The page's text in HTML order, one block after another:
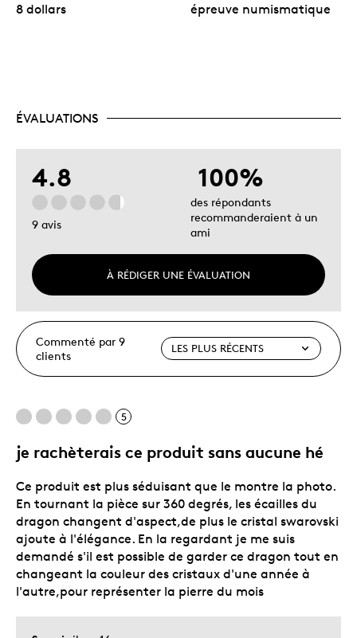
8 dollars épreuve numismatique
ÉVALUATIONS
4.8
9 avis
À RÉDIGER UNE ÉVALUATION
100%
des répondants
recommanderaient à un
ami
Commenté par 9
clients
5
je rachèterais ce produit sans aucune hé
Ce produit est plus séduisant que le montre la photo.
En tournant la pièce sur 360 degrés, les écailles du
dragon changent d'aspect,de plus le cristal swarovski
ajoute à l'élégance. En la regardant je me suis
demandé s'il est possible de garder ce dragon tout en
changeant la couleur des cristaux d'une année à
l'autre,pour représenter la pierre du mois